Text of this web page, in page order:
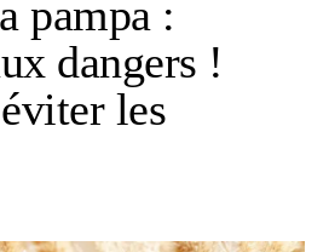
pampa :
dangers !
les